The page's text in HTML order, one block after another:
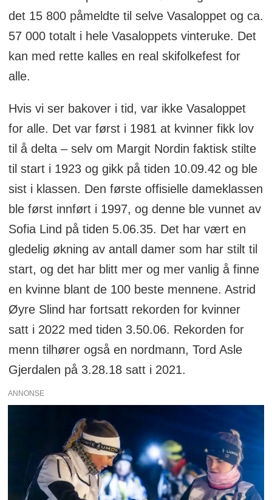
det 15 800 påmeldte til selve Vasaloppet og ca.
57 000 totalt i hele Vasaloppets vinteruke. Det
kan med rette kalles en real skifolkefest for
alle.
Hvis vi ser bakover i tid, var ikke Vasaloppet
for alle. Det var først i 1981 at kvinner fikk lov
til å delta – selv om Margit Nordin faktisk stilte
til start i 1923 og gikk på tiden 10.09.42 og ble
sist i klassen. Den første offisielle dameklassen
ble først innført i 1997, og denne ble vunnet av
Sofia Lind på tiden 5.06.35. Det har vært en
gledelig økning av antall damer som har stilt til
start, og det har blitt mer og mer vanlig å finne
en kvinne blant de 100 beste mennene. Astrid
Øyre Slind har fortsatt rekorden for kvinner
satt i 2022 med tiden 3.50.06. Rekorden for
menn tilhører også en nordmann, Tord Asle
Gjerdalen på 3.28.18 satt i 2021.
ANNONSE